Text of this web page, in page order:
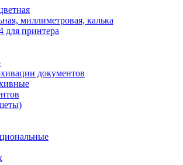
миллиметровая, калька
для принтера
документов